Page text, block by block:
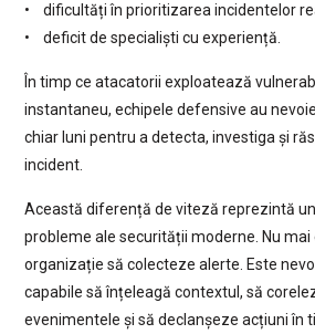
• dificultăți în prioritizarea incidentelor
• deficit de specialiști cu experiență.
În timp ce atacatorii exploatează
instantaneu, echipele defensive au
chiar luni pentru a detecta, investiga și
incident.
Această diferență de viteză reprezintă
probleme ale securității moderne. Nu mai
organizație să colecteze alerte. Este
capabile să înțeleagă contextul, să
evenimentele și să declanșeze acțiuni în